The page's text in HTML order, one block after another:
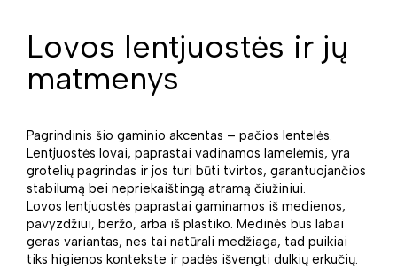
Lovos lentjuostės ir jų
matmenys
Pagrindinis šio gaminio akcentas – pačios lentelės.
Lentjuostės lovai, paprastai vadinamos lamelėmis, yra
grotelių pagrindas ir jos turi būti tvirtos, garantuojančios
stabilumą bei nepriekaištingą atramą čiužiniui.
Lovos lentjuostės paprastai gaminamos iš medienos,
pavyzdžiui, beržo, arba iš plastiko. Medinės bus labai
geras variantas, nes tai natūrali medžiaga, tad puikiai
tiks higienos kontekste ir padės išvengti dulkių erkučių.